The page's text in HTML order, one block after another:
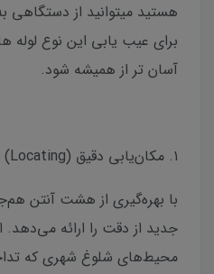
برای عیب یابی این نوع لوله
آسان تر از همیشه شود.
۱. مکان‌یابی دقیق (Locating)
جدید از دقت را ارائه می‌دهد.
محیط‌های شلوغ شهری که